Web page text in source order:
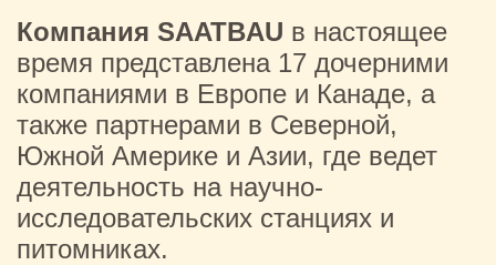
Компания SAATBAU в настоящее
время представлена 17 дочерними
компаниями в Европе и Канаде, а
также партнерами в Северной,
Южной Америке и Азии, где ведет
деятельность на научно-
исследовательских станциях и
питомниках.